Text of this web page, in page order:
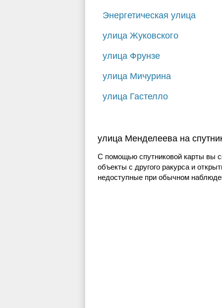
Энергетическая улица
улица Жуковского
улица Фрунзе
улица Мичурина
улица Гастелло
улица Менделеева на
С помощью спутниковой карты вы
объекты с другого ракурса и
недоступные при обычном